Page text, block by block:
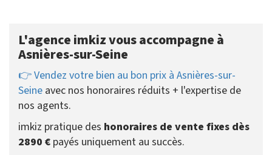
L'agence imkiz vous accompagne à
Asnières-sur-Seine
👉 Vendez votre bien au bon prix à Asnières-sur-
Seine avec nos honoraires réduits + l'expertise de
nos agents.
imkiz pratique des honoraires de vente fixes dès
2890 € payés uniquement au succès.